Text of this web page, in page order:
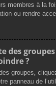
membres à la
ou rendre
des
?
groupes,
panneau de